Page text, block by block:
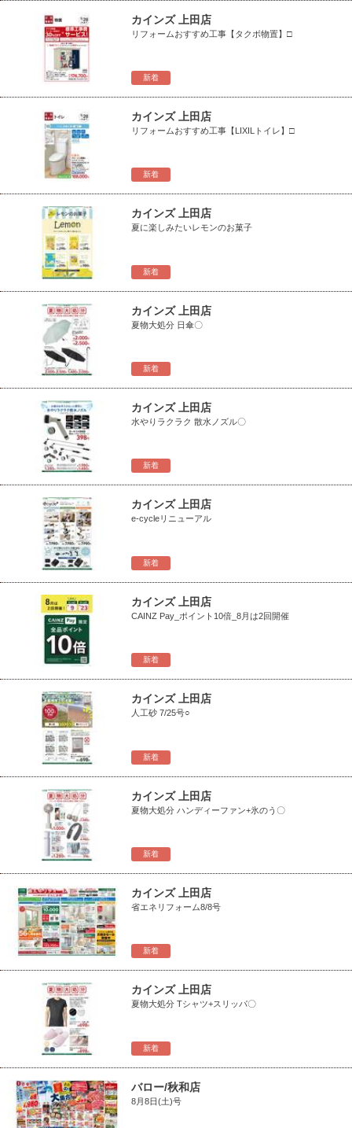
新着
カインズ 上田店
リフォームおすすめ工事【タクボ物置】□
新着
カインズ 上田店
リフォームおすすめ工事【LIXILトイレ】□
新着
カインズ 上田店
夏に楽しみたいレモンのお菓子
新着
カインズ 上田店
夏物大処分 日傘〇
新着
カインズ 上田店
水やりラクラク 散水ノズル〇
新着
カインズ 上田店
e-cycleリニューアル
新着
カインズ 上田店
CAINZ Pay_ポイント10倍_8月は2回開催
新着
カインズ 上田店
人工砂 7/25号○
新着
カインズ 上田店
夏物大処分 ハンディーファン+氷のう〇
新着
カインズ 上田店
省エネリフォーム8/8号
新着
カインズ 上田店
夏物大処分 Tシャツ+スリッパ〇
バロー/秋和店
8月8日(土)号